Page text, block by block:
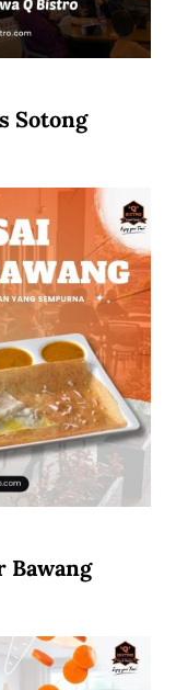
Sotong
Bawang